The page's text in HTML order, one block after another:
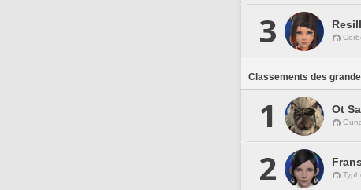
3
Classements des
1 Ot
2